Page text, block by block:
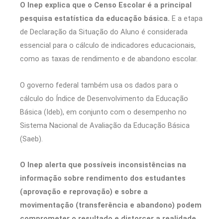
O Inep explica que o Censo Escolar é a principal
pesquisa estatística da educação básica. E a etapa
de Declaração da Situação do Aluno é considerada
essencial para o cálculo de indicadores educacionais,
como as taxas de rendimento e de abandono escolar.
O governo federal também usa os dados para o
cálculo do Índice de Desenvolvimento da Educação
Básica (Ideb), em conjunto com o desempenho no
Sistema Nacional de Avaliação da Educação Básica
(Saeb).
O Inep alerta que possíveis inconsistências na
informação sobre rendimento dos estudantes
(aprovação e reprovação) e sobre a
movimentação (transferência e abandono) podem